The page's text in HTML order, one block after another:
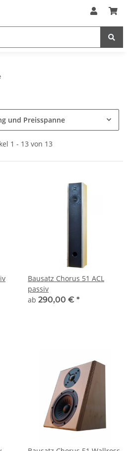
und Preisspanne
1 - 13 von 13
Bausatz Chorus 51 ACL
passiv
ab 290,00 € *